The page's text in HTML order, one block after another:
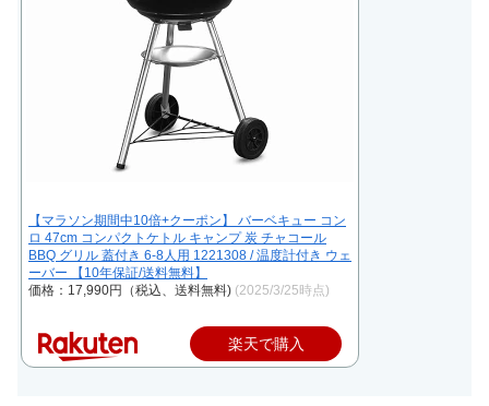
【マラソン期間中10倍+クーポン】 バーベキュー コン
ロ 47cm コンパクトケトル キャンプ 炭 チャコール
BBQ グリル 蓋付き 6-8人用 1221308 / 温度計付き ウェ
ーバー 【10年保証/送料無料】
価格：17,990円（税込、送料無料) (2025/3/25時点)
楽天で購入